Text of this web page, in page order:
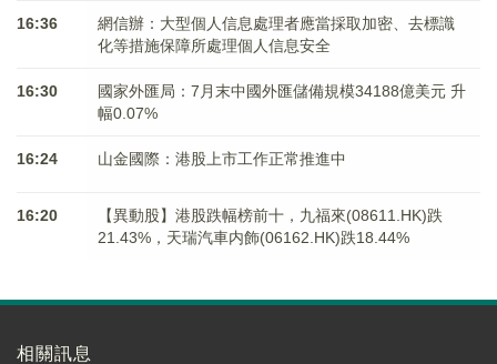
16:36
網信辦：大型個人信息處理者應當採取加密、去標識
化等措施保障所處理個人信息安全
16:30
國家外匯局：7月末中國外匯儲備規模34188億美元 升
幅0.07%
16:24 山金國際：港股上市工作正常推進中
16:20
【異動股】港股跌幅榜前十，九福來(08611.HK)跌
21.43%，天瑞汽車内飾(06162.HK)跌18.44%
相關訊息